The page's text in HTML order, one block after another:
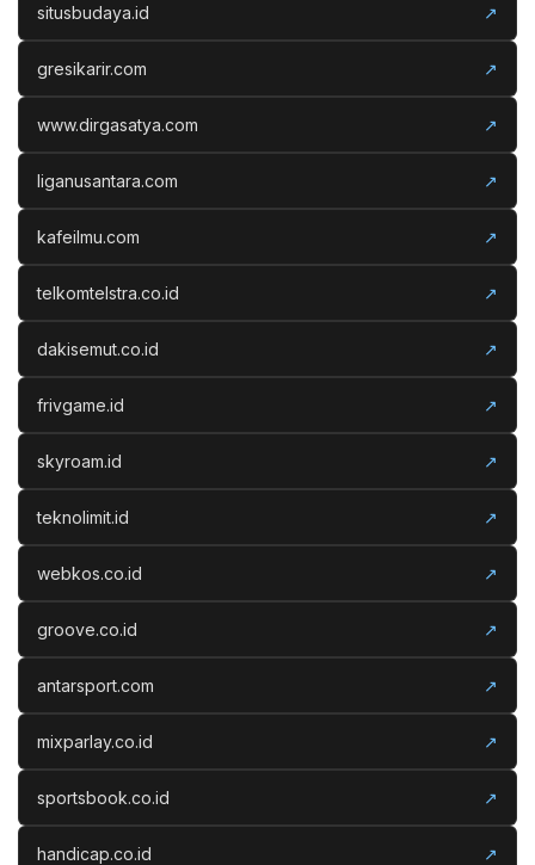
situsbudaya.id ↗
gresikarir.com ↗
www.dirgasatya.com ↗
liganusantara.com ↗
kafeilmu.com ↗
telkomtelstra.co.id ↗
dakisemut.co.id ↗
frivgame.id ↗
skyroam.id ↗
teknolimit.id ↗
webkos.co.id ↗
groove.co.id ↗
antarsport.com ↗
mixparlay.co.id ↗
sportsbook.co.id ↗
handicap.co.id ↗